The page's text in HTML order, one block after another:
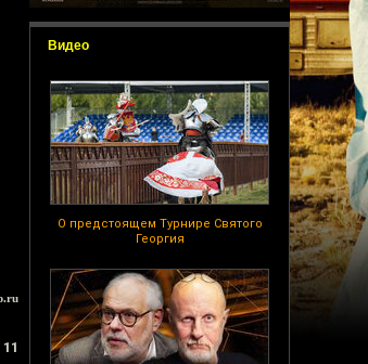
Видео
О предстоящем Турнире Святого
Георгия
11